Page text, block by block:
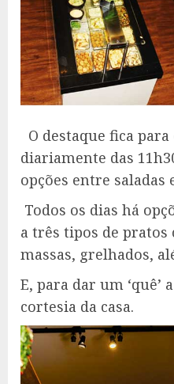
O destaque fica
diariamente das
opções entre saladas
Todos os dias há
a três tipos de
massas, grelhados,
E, para dar um ‘quê’
cortesia da casa.